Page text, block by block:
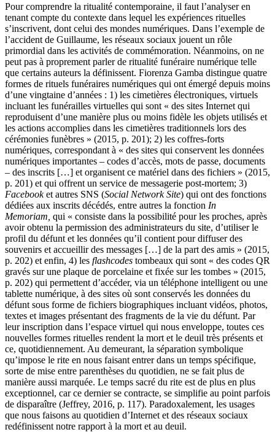
Pour comprendre la ritualité contemporaine, il faut l’analyser en
tenant compte du contexte dans lequel les expériences rituelles
s’inscrivent, dont celui des mondes numériques. Dans l’exemple de
l’accident de Guillaume, les réseaux sociaux jouent un rôle
primordial dans les activités de commémoration. Néanmoins, on ne
peut pas à proprement parler de ritualité funéraire numérique telle
que certains auteurs la définissent. Fiorenza Gamba distingue quatre
formes de rituels funéraires numériques qui ont émergé depuis moins
d’une vingtaine d’années : 1) les cimetières électroniques, virtuels
incluant les funérailles virtuelles qui sont « des sites Internet qui
reproduisent d’une manière plus ou moins fidèle les objets utilisés et
les actions accomplies dans les cimetières traditionnels lors des
cérémonies funèbres » (2015, p. 201); 2) les coffres-forts
numériques, correspondant à « des sites qui conservent les données
numériques importantes – codes d’accès, mots de passe, documents
– des inscrits […] et organisent ce matériel dans des fichiers » (2015,
p. 201) et qui offrent un service de messagerie post-mortem; 3)
Facebooket autres SNS (Social Network Site) qui ont des fonctions
dédiées aux inscrits décédés, entre autres la fonction In
Memoriam, qui « consiste dans la possibilité pour les proches, après
avoir obtenu la permission des administrateurs du site, d’utiliser le
profil du défunt et les données qu’il contient pour diffuser des
souvenirs et accueillir des messages […] de la part des amis » (2015,
p. 202) et enfin, 4) les flashcodes tombeaux qui sont « des codes QR
gravés sur une plaque de porcelaine et fixée sur les tombes » (2015,
p. 202) qui permettent d’accéder, via un téléphone intelligent ou une
tablette numérique, à des sites où sont conservés les données du
défunt sous forme de fichiers biographiques incluant vidéos, photos,
textes et images présentant des fragments de la vie du défunt. Par
leur inscription dans l’espace virtuel qui nous enveloppe, toutes ces
nouvelles formes rituelles rendent la mort et le deuil très présents et
ce, quotidiennement. Au demeurant, la séparation symbolique
qu’impose le rite en nous faisant entrer dans un temps spécifique,
sorte de mise entre parenthèses du quotidien, ne se fait plus de
manière aussi marquée. Le temps sacré du rite est de plus en plus
exceptionnel, car ce dernier se contracte, se simplifie au point parfois
de disparaître (Jeffrey, 2016, p. 117). Paradoxalement, les usages
que nous faisons au quotidien d’Internet et des réseaux sociaux
redéfinissent notre rapport à la mort et au deuil.